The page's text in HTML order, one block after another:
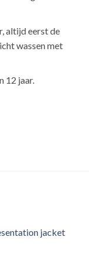
altijd eerst de
wassen met
12 jaar.
jacket